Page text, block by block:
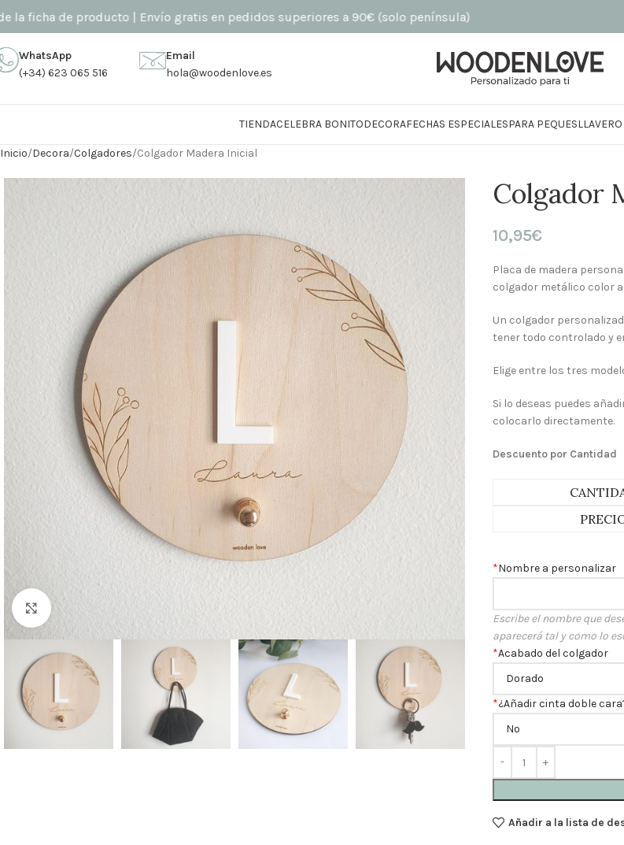
de producto | Envío gratis en pedidos superiores a 90€ (solo península)
WhatsApp
(+34) 623 065 516
Email
hola@woodenlove.es
TIENDACELEBRA BONITODECORAFECHAS ESPECIALESPARA PEQUES
Inicio Decora Colgadores Colgador Madera Inicial
Colgador
10,95€
Placa de madera
colgador metálico color a
Un colgador
tener todo controlado y
Elige entre los tres
Si lo deseas puedes
colocarlo directamente.
Descuento por Cantidad
*Nombre a personalizar
Escribe el nombre que
aparecerá tal y como lo
*Acabado del colgador
*¿Añadir cinta doble
Añadir a la lista de